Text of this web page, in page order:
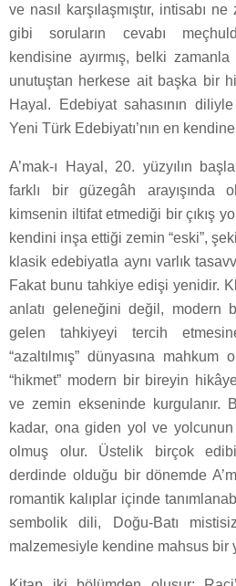
ve nasıl karşılaşmıştır, intisabı
gibi soruların cevabı
kendisine ayırmış, belki
unutuştan herkese ait başka bir
Hayal. Edebiyat sahasının diliyle
Yeni Türk Edebiyatı’nın en
A’mak-ı Hayal, 20. yüzyılın
farklı bir güzegâh arayışında
kimsenin iltifat etmediği bir çıkış
kendini inşa ettiği zemin “eski”,
klasik edebiyatla aynı varlık
Fakat bunu tahkiye edişi yenidir.
anlatı geleneğini değil, modern
gelen tahkiyeyi tercih
“azaltılmış” dünyasına
“hikmet” modern bir bireyin
ve zemin ekseninde kurgulanır.
kadar, ona giden yol ve
olmuş olur. Üstelik birçok
derdinde olduğu bir dönemde
romantik kalıplar içinde
sembolik dili, Doğu-Batı
malzemesiyle kendine mahsus bir